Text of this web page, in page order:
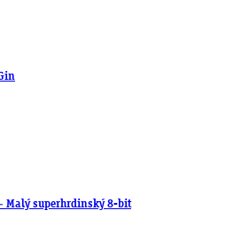
Malý superhrdinský 8-bit